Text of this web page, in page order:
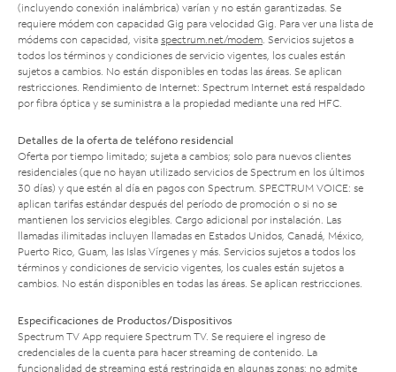
(incluyendo conexión inalámbrica) varían y no están garantizadas. Se
requiere módem con capacidad Gig para velocidad Gig. Para ver una lista de
módems con capacidad, visita spectrum.net/modem. Servicios sujetos a
todos los términos y condiciones de servicio vigentes, los cuales están
sujetos a cambios. No están disponibles en todas las áreas. Se aplican
restricciones. Rendimiento de Internet: Spectrum Internet está respaldado
por fibra óptica y se suministra a la propiedad mediante una red HFC.
Detalles de la oferta de teléfono residencial
Oferta por tiempo limitado; sujeta a cambios; solo para nuevos clientes
residenciales (que no hayan utilizado servicios de Spectrum en los últimos
30 días) y que estén al día en pagos con Spectrum. SPECTRUM VOICE: se
aplican tarifas estándar después del período de promoción o si no se
mantienen los servicios elegibles. Cargo adicional por instalación. Las
llamadas ilimitadas incluyen llamadas en Estados Unidos, Canadá, México,
Puerto Rico, Guam, las Islas Vírgenes y más. Servicios sujetos a todos los
términos y condiciones de servicio vigentes, los cuales están sujetos a
cambios. No están disponibles en todas las áreas. Se aplican restricciones.
Especificaciones de Productos/Dispositivos
Spectrum TV App requiere Spectrum TV. Se requiere el ingreso de
credenciales de la cuenta para hacer streaming de contenido. La
funcionalidad de streaming está restringida en algunas zonas; no admite